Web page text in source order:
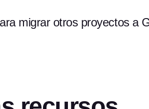
migrar otros proyectos a